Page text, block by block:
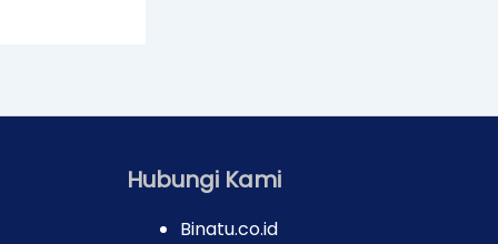
Hubungi Kami
Binatu.co.id